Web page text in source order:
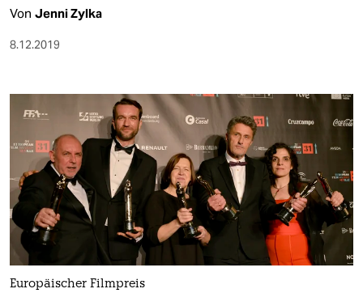
Von Jenni Zylka
8.12.2019
Europäischer Filmpreis